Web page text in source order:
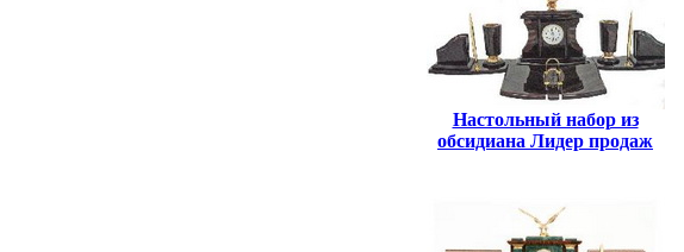
Настольный набор из
обсидиана Лидер продаж